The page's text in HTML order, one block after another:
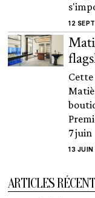
12
7 juin
13
ARTICLES